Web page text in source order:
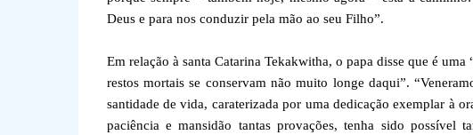
Deus e para nos conduzir pela mão ao seu Filho”.
Em relação à santa Catarina Tekakwitha, o papa disse que é
restos mortais se conservam não muito longe daqui”.
santidade de vida, caraterizada por uma dedicação exemplar à
paciência e mansidão tantas provações, tenha sido possível